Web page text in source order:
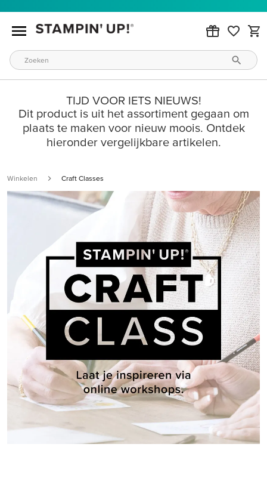
TIJD VOOR IETS NIEUWS!
Dit product is uit het assortiment gegaan om
plaats te maken voor nieuw moois. Ontdek
hieronder vergelijkbare artikelen.
Winkelen Craft Classes